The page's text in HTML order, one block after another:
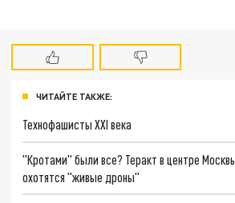
ЧИТАЙТЕ ТАКЖЕ:
Технофашисты XXI века
"Кротами" были все? Теракт в центре
охотятся "живые дроны"